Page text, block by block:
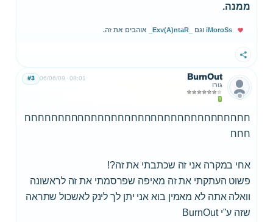
ממנה.
iMoroSs וגם _Exv(A)ntaR_ אוהבים את זה.
שתף
BurnOut
גורו
06/06/09 08:01
#3
חחחחחחחחחחחחחחחחחחחחחחחחחחחחחחחחחח
חחח
אחי במקרה אני זה שכתבתי את זה?!
פשוט העתקתי את זה מאיפה שפרסמתי את זה לראשונה
וואלה אתה לא מאמין בוא אני יתן לך לינק לאשכול שתראה
שזה ע"י BurnOut